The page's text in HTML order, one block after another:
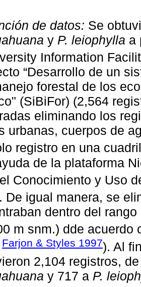
de datos: Se
y P. leiophylla a
Information
“Desarrollo de un
forestal de los
(SiBiFor) (2,564
eliminando los
urbanas, cuerpos de
registro en una
de la plataforma
Conocimiento y Uso
De igual manera, se
dentro del
m snm.) dde acuerdo
Farjon & Styles 1997). Al
2,104 registros,
y 717 a P.